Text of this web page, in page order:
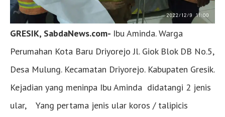
GRESIK, SabdaNews.com- Ibu Aminda. Warga
Perumahan Kota Baru Driyorejo Jl. Giok Blok DB No.5,
Desa Mulung. Kecamatan Driyorejo. Kabupaten Gresik.
Kejadian yang meninpa Ibu Aminda didatangi 2 jenis
ular, Yang pertama jenis ular koros / talipicis